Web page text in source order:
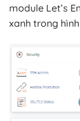
module Let’s
xanh trong